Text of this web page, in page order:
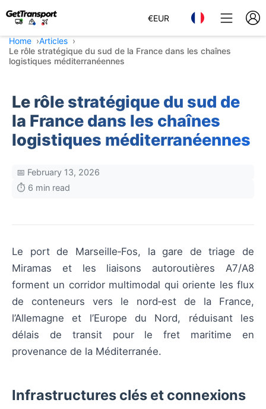
€EUR
Home
Articles
Le rôle stratégique du sud de la France dans les chaînes
logistiques méditerranéennes
Le rôle stratégique du sud de
la France dans les chaînes
logistiques méditerranéennes
📅 February 13, 2026
⏱️ 6 min read
Le port de Marseille‑Fos, la gare de triage de
Miramas et les liaisons autoroutières A7/A8
forment un corridor multimodal qui oriente les flux
de conteneurs vers le nord‑est de la France,
l’Allemagne et l’Europe du Nord, réduisant les
délais de transit pour le fret maritime en
provenance de la Méditerranée.
Infrastructures clés et connexions